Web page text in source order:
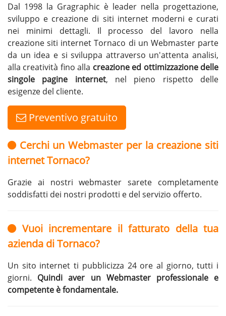
Dal 1998 la Gragraphic è leader nella progettazione,
sviluppo e creazione di siti internet moderni e curati
nei minimi dettagli. Il processo del lavoro nella
creazione siti internet Tornaco di un Webmaster parte
da un idea e si sviluppa attraverso un'attenta analisi,
alla creatività fino alla creazione ed ottimizzazione delle
singole pagine internet, nel pieno rispetto delle
esigenze del cliente.
Preventivo gratuito
Cerchi un Webmaster per la creazione siti
internet Tornaco?
Grazie ai nostri webmaster sarete completamente
soddisfatti dei nostri prodotti e del servizio offerto.
Vuoi incrementare il fatturato della tua
azienda di Tornaco?
Un sito internet ti pubblicizza 24 ore al giorno, tutti i
giorni. Quindi aver un Webmaster professionale e
competente è fondamentale.